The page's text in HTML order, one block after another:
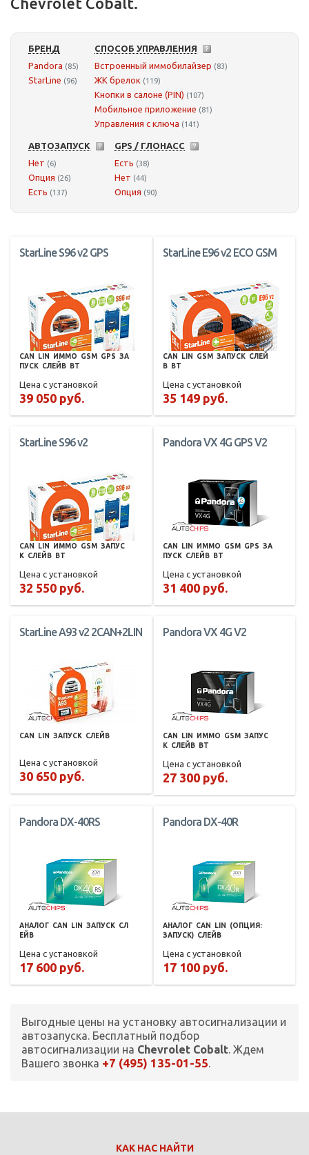
БРЕНД
Pandora (85)
StarLine (96)
СПОСОБ УПРАВЛЕНИЯ
Встроенный иммобилайзер (83)
ЖК брелок (119)
Кнопки в салоне (PIN) (107)
Мобильное приложение (81)
Управления с ключа (141)
АВТОЗАПУСК
Нет (6)
Опция (26)
Есть (137)
GPS / ГЛОНАСС
Есть (38)
Нет (44)
Опция (90)
StarLine S96 v2 GPS
CAN LIN ИММО GSM GPS ЗА
ПУСК СЛЕЙВ BT
Цена с установкой
39 050 руб.
StarLine E96 v2 ECO GSM
CAN LIN GSM ЗАПУСК СЛЕЙ
В
BT
Цена с установкой
35 149 руб.
StarLine S96 v2
CAN LIN ИММО GSM ЗАПУС
К СЛЕЙВ BT
Цена с установкой
32 550 руб.
Pandora VX 4G GPS V2
CAN LIN ИММО GSM GPS ЗА
ПУСК СЛЕЙВ BT
Цена с установкой
31 400 руб.
StarLine A93 v2 2CAN+2LIN
CAN LIN ЗАПУСК СЛЕЙВ
Цена с установкой
30 650 руб.
Pandora VX 4G V2
CAN LIN ИММО GSM ЗАПУС
К СЛЕЙВ BT
Цена с установкой
27 300 руб.
Pandora DX-40RS
АНАЛОГ CAN LIN ЗАПУСК СЛ
ЕЙВ
Цена с установкой
17 600 руб.
Pandora DX-40R
АНАЛОГ CAN LIN
(ОПЦИЯ:
ЗАПУСК) СЛЕЙВ
Цена с установкой
17 100 руб.
Выгодные цены на установку автосигнализации и
автозапуска. Бесплатный подбор
автосигнализации на Chevrolet Cobalt. Ждем
Вашего звонка +7 (495) 135-01-55.
КАК НАС НАЙТИ